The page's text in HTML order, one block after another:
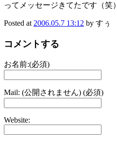
ってメッセージきてたです（笑）
Posted at 2006.05.7 13:12 by すぅ
コメントする
お名前:(必須)
Mail: (公開されません) (必須)
Website: